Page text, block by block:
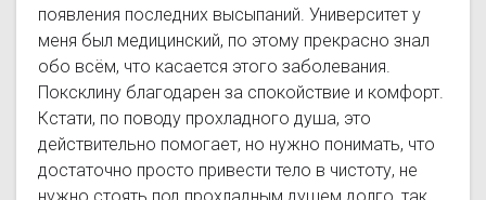
появления последних высыпаний. Университет у
меня был медицинский, по этому прекрасно знал
обо всём, что касается этого заболевания.
Поксклину благодарен за спокойствие и комфорт.
Кстати, по поводу прохладного душа, это
действительно помогает, но нужно понимать, что
достаточно просто привести тело в чистоту, не
нужно стоять под прохладным душем долго, так